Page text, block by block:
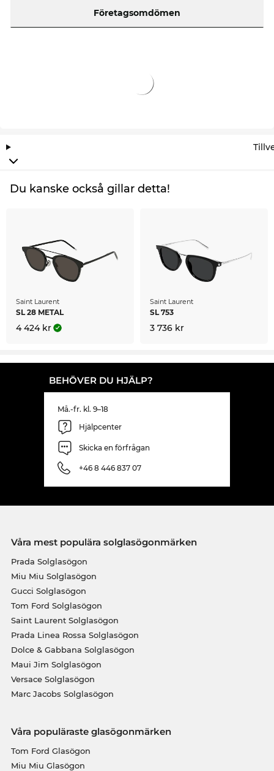
Företagsomdömen
Du kanske också gillar detta!
Saint Laurent
SL 28 METAL
4 424 kr
Saint Laurent
SL 753
3 736 kr
BEHÖVER DU HJÄLP?
Må.-fr. kl. 9–18
Hjälpcenter
Skicka en förfrågan
+46 8 446 837 07
Våra mest populära solglasögonmärken
Prada Solglasögon
Miu Miu Solglasögon
Gucci Solglasögon
Tom Ford Solglasögon
Saint Laurent Solglasögon
Prada Linea Rossa Solglasögon
Dolce & Gabbana Solglasögon
Maui Jim Solglasögon
Versace Solglasögon
Marc Jacobs Solglasögon
Våra populäraste glasögonmärken
Tom Ford Glasögon
Miu Miu Glasögon